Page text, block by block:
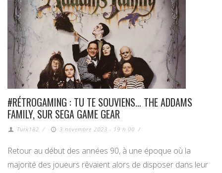
#RÉTROGAMING : TU TE SOUVIENS… THE ADDAMS
FAMILY, SUR SEGA GAME GEAR
Turk182 / 3 novembre 2023 - 19 h 00 /
Retour au début des années 90, à une époque où la
majorité des joueurs rêvaient alors de disposer dans leur